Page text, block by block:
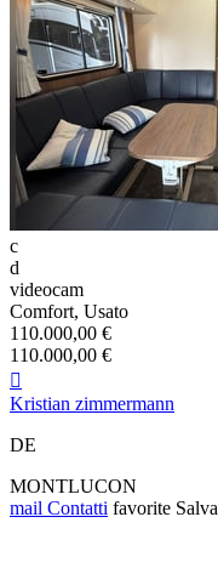
c
d
videocam
Comfort, Usato
110.000,00 €
110.000,00 €

Kristian zimmermann
DE
MONTLUCON
mail Contatti favorite Salva